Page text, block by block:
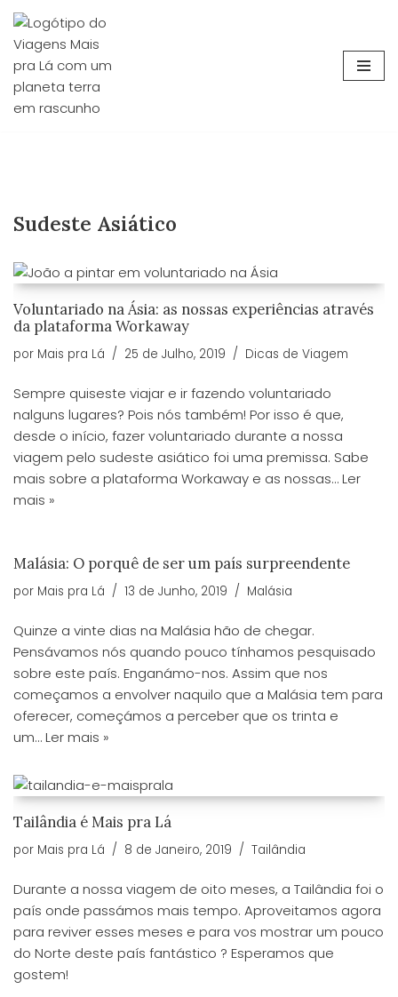
Avançar
para
o
conteúdo
Sudeste Asiático
Voluntariado na Ásia: as nossas experiências através
da plataforma Workaway
por Mais pra Lá 25 de Julho, 2019 Dicas de Viagem
Sempre quiseste viajar e ir fazendo voluntariado
nalguns lugares? Pois nós também! Por isso é que,
desde o início, fazer voluntariado durante a nossa
viagem pelo sudeste asiático foi uma premissa. Sabe
mais sobre a plataforma Workaway e as nossas…Ler
mais »
Malásia: O porquê de ser um país surpreendente
por Mais pra Lá 13 de Junho, 2019 Malásia
Quinze a vinte dias na Malásia hão de chegar.
Pensávamos nós quando pouco tínhamos pesquisado
sobre este país. Enganámo-nos. Assim que nos
começamos a envolver naquilo que a Malásia tem para
oferecer, começámos a perceber que os trinta e
um…Ler mais »
Tailândia é Mais pra Lá
por Mais pra Lá 8 de Janeiro, 2019 Tailândia
Durante a nossa viagem de oito meses, a Tailândia foi o
país onde passámos mais tempo. Aproveitamos agora
para reviver esses meses e para vos mostrar um pouco
do Norte deste país fantástico ? Esperamos que
gostem!